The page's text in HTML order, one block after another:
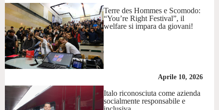
Terre des Hommes e Scomodo:
“You’re Right Festival”, il
welfare si impara da giovani!
Aprile 10, 2026
Italo riconosciuta come azienda
socialmente responsabile e